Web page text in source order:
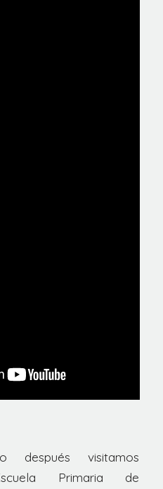
después visitamos
Primaria de